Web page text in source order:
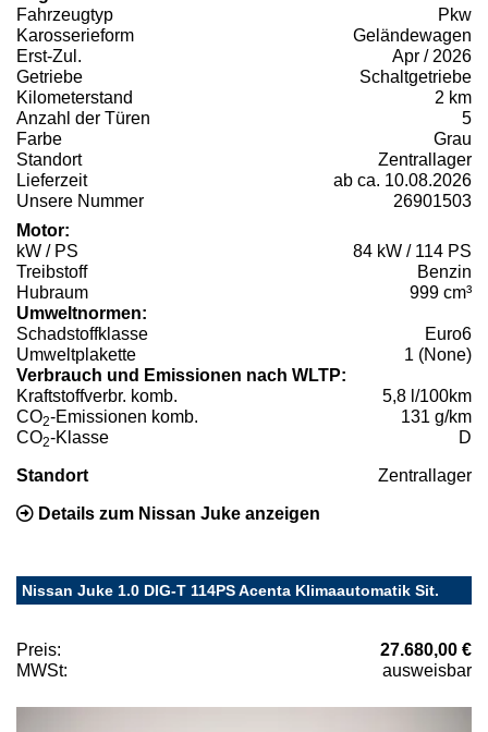
Fahrzeugtyp
Pkw
Karosserieform
Geländewagen
Erst-Zul.
Apr / 2026
Getriebe
Schaltgetriebe
Kilometerstand
2 km
Anzahl der Türen
5
Farbe
Grau
Standort
Zentrallager
Lieferzeit
ab ca. 10.08.2026
Unsere Nummer
26901503
Motor:
kW / PS
84 kW / 114 PS
Treibstoff
Benzin
Hubraum
999 cm³
Umweltnormen:
Schadstoffklasse
Euro6
Umweltplakette
1 (None)
Verbrauch und Emissionen nach WLTP:
Kraftstoffverbr. komb.
5,8 l/100km
CO2-Emissionen komb.
131 g/km
CO2-Klasse D
Standort Zentrallager
Details zum Nissan Juke anzeigen
Nissan Juke 1.0 DIG-T 114PS Acenta Klimaautomatik Sit.
Preis:
27.680,00 €
MWSt:
ausweisbar